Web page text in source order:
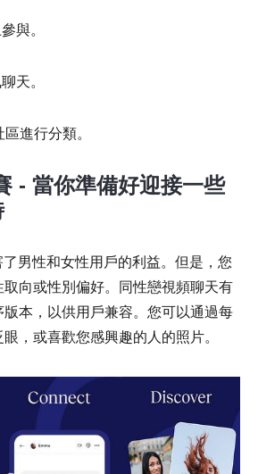
與。
天。
進行分類。
- 當你準備好迎接一些
男性和女性用戶的利益。但是，您
向或性別偏好。同性戀視頻聊天有
本，以供用戶兼容。您可以通過每
，或喜歡您感興趣的人的照片。